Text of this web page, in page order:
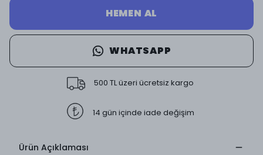
HEMEN AL
WHATSAPP
500 TL üzeri ücretsiz kargo
14 gün içinde iade değişim
Ürün Açıklaması